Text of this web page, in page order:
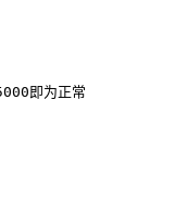
即为正常